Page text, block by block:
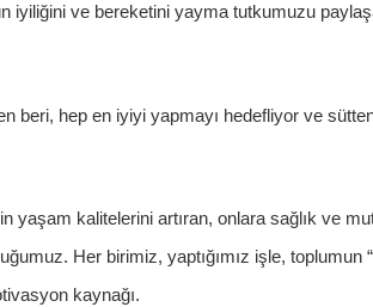
iyiliğini ve bereketini yayma tutkumuzu
beri, hep en iyiyi yapmayı hedefliyor ve sütten
yaşam kalitelerini artıran, onlara sağlık ve
Her birimiz, yaptığımız işle, toplumun
kaynağı.